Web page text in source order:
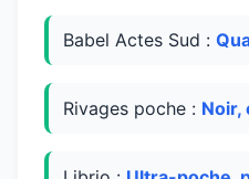
Babel Actes Sud :
Rivages poche : Noir,